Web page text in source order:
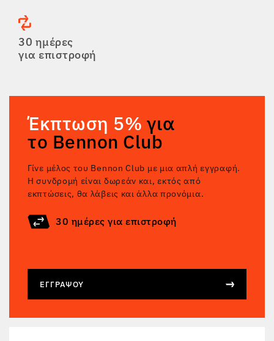
30 ημέρες
για επιστροφή
Έκπτωση 5% για
το Bennon Club
Γίνε μέλος του Bennon Club με μια απλή εγγραφή.
Η συνδρομή είναι δωρεάν και, εκτός από
εκπτώσεις, θα λάβεις και άλλα προνόμια.
30 ημέρες για επιστροφή
ΕΓΓΡΆΨΟΥ